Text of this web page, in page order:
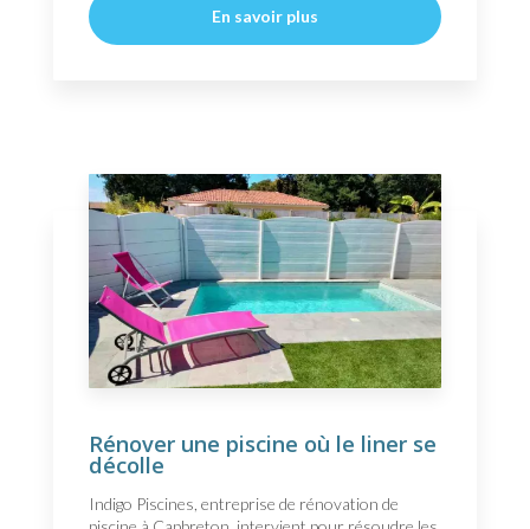
En savoir plus
Rénover une piscine où le liner se
décolle
Indigo Piscines, entreprise de rénovation de